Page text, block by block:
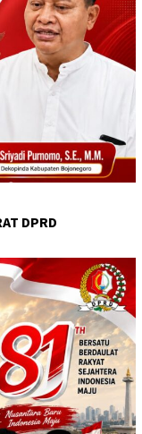
DPRD